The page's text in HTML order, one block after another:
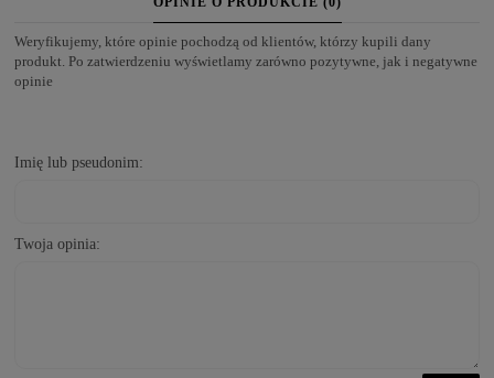
Weryfikujemy, które opinie pochodzą od klientów, którzy kupili dany
produkt. Po zatwierdzeniu wyświetlamy zarówno pozytywne, jak i negatywne
opinie
Imię lub pseudonim:
Twoja opinia: